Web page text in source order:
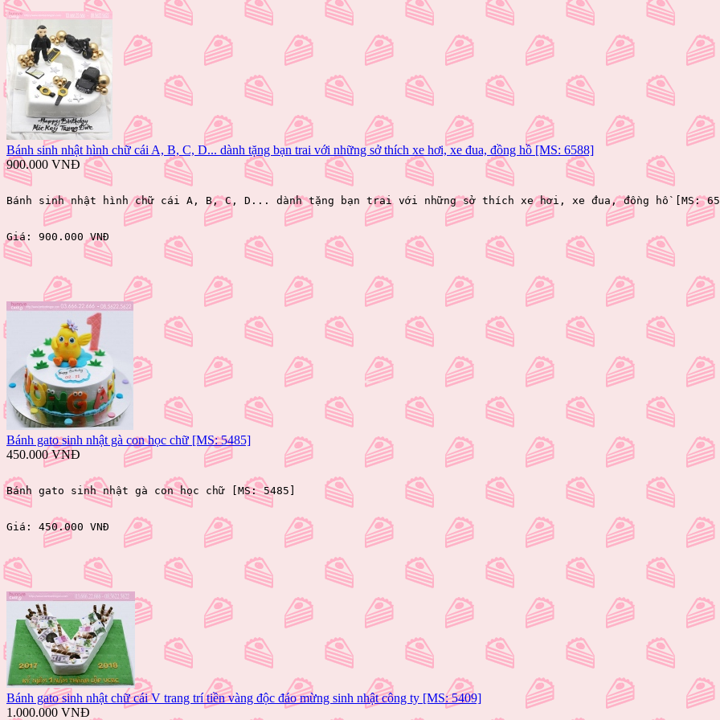
Bánh sinh nhật hình chữ cái A, B, C, D... dành tặng bạn trai với những sở thích xe hơi, xe đua, đồng hồ [MS: 6588]
900.000 VNĐ
Bánh sinh nhật hình chữ cái A, B, C, D... dành tặng bạn trai với những sở thích xe hơi, xe đua, đồng hồ [MS:
Giá: 900.000 VNĐ
Bánh gato sinh nhật gà con học chữ [MS: 5485]
450.000 VNĐ
Bánh gato sinh nhật gà con học chữ [MS: 5485]
Giá: 450.000 VNĐ
Bánh gato sinh nhật chữ cái V trang trí tiền vàng độc đáo mừng sinh nhật công ty [MS: 5409]
1.000.000 VNĐ